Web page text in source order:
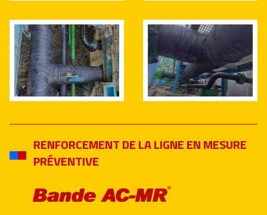
RENFORCEMENT DE LA LIGNE EN MESURE
PRÉVENTIVE